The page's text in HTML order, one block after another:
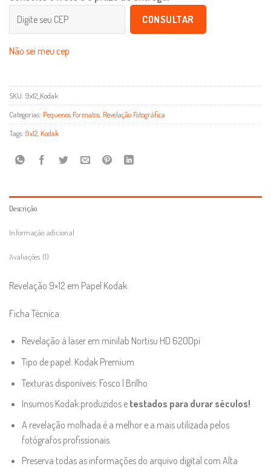
CONSULTAR
Não sei meu cep
SKU: 9x12_Kodak
Categorias: Pequenos Formatos Revelação Fotográfica
Tags: 9x12 Kodak
Descrição
Informação adicional
Avaliações (1)
Revelação 9×12 em Papel Kodak
Ficha Técnica:
Revelação á laser em minilab Nortisu HD 620Dpi
Tipo de papel: Kodak Premium
Texturas disponíveis: Fosco | Brilho
Insumos Kodak produzidos e testados para durar séculos!
A revelação molhada é a melhor e a mais utilizada pelos
fotógrafos profissionais.
Preserva todas as informações do arquivo digital com Alta